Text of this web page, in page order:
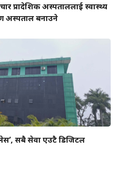
प्रादेशिक अस्पताललाई स्वास्थ्य
अस्पताल बनाउने
सबै सेवा एउटै डिजिटल